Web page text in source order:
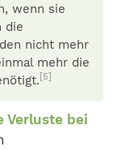
wenn sie
die
nicht mehr
mehr die
[5]
Verluste bei